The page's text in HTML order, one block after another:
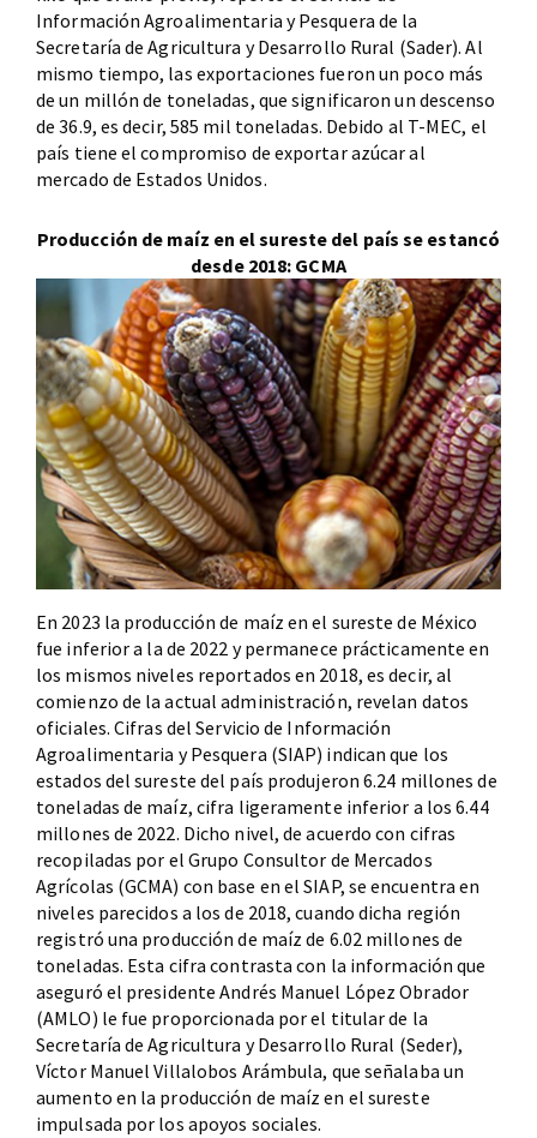
Información Agroalimentaria y Pesquera de la
Secretaría de Agricultura y Desarrollo Rural (Sader). Al
mismo tiempo, las exportaciones fueron un poco más
de un millón de toneladas, que significaron un descenso
de 36.9, es decir, 585 mil toneladas. Debido al T-MEC, el
país tiene el compromiso de exportar azúcar al
mercado de Estados Unidos.
Producción de maíz en el sureste del país se estancó
desde 2018: GCMA
En 2023 la producción de maíz en el sureste de México
fue inferior a la de 2022 y permanece prácticamente en
los mismos niveles reportados en 2018, es decir, al
comienzo de la actual administración, revelan datos
oficiales. Cifras del Servicio de Información
Agroalimentaria y Pesquera (SIAP) indican que los
estados del sureste del país produjeron 6.24 millones de
toneladas de maíz, cifra ligeramente inferior a los 6.44
millones de 2022. Dicho nivel, de acuerdo con cifras
recopiladas por el Grupo Consultor de Mercados
Agrícolas (GCMA) con base en el SIAP, se encuentra en
niveles parecidos a los de 2018, cuando dicha región
registró una producción de maíz de 6.02 millones de
toneladas. Esta cifra contrasta con la información que
aseguró el presidente Andrés Manuel López Obrador
(AMLO) le fue proporcionada por el titular de la
Secretaría de Agricultura y Desarrollo Rural (Seder),
Víctor Manuel Villalobos Arámbula, que señalaba un
aumento en la producción de maíz en el sureste
impulsada por los apoyos sociales.